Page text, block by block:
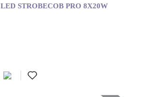
LED STROBECOB PRO 8X20W